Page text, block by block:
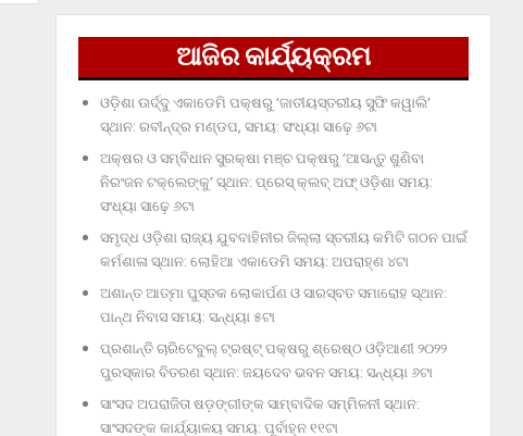
ଆଜିର କାର୍ଯ୍ୟକ୍ରମ
ଓଡ଼ିଶା ଊର୍ଦ୍ଦୁ ଏକାଡେମି ପକ୍ଷରୁ ‘ଜାତୀୟସ୍ତରୀୟ ସୁଫି କୱାଲି’
ସ୍ଥାନ: ରବୀନ୍ଦ୍ର ମଣ୍ଡପ, ସମୟ: ସଂଧ୍ୟା ସାଢ଼େ ୬ଟା
ଅକ୍ଷର ଓ ସମ୍ବିଧାନ ସୁରକ୍ଷା ମଞ୍ଚ ପକ୍ଷରୁ ‘ଆସନ୍ତୁ ଶୁଣିବା
ନିରଂଜନ ଟକ୍‌ଲେଙ୍କୁ’ ସ୍ଥାନ: ପ୍ରେସ୍‌ କ୍ଲବ୍‌ ଅଫ୍‌ ଓଡ଼ିଶା ସମୟ:
ସଂଧ୍ୟା ସାଢ଼େ ୬ଟା
ସମୃଦ୍ଧ ଓଡ଼ିଶା ରାଜ୍ୟ ଯୁବବାହିନୀର ଜିଲ୍ଲା ସ୍ତରୀୟ କମିଟି ଗଠନ ପାଇଁ
କର୍ମଶାଳା ସ୍ଥାନ: ଲୋହିଆ ଏକାଡେମି ସମୟ: ଅପରାହ୍‌ଣ ୪ଟା
ଅଶାନ୍ତ ଆତ୍ମା ପୁସ୍ତକ ଲୋକାର୍ପଣ ଓ ସାରସ୍ବତ ସମାରୋହ ସ୍ଥାନ:
ପାନ୍ଥ ନିବାସ ସମୟ: ସନ୍ଧ୍ୟା ୫ଟା
ପ୍ରଶାନ୍ତି ଚାରିଟେବୁଲ୍‌ ଟ୍ରଷ୍ଟ୍‌ ପକ୍ଷରୁ ଶ୍ରେଷ୍ଠ ଓଡ଼ିଆଣୀ ୨୦୨୨
ପୁରସ୍କାର ବିତରଣ ସ୍ଥାନ: ଜୟଦେବ ଭବନ ସମୟ: ସନ୍ଧ୍ୟା ୬ଟା
ସାଂସଦ ଅପରାଜିତା ଷଡ଼ଙ୍ଗୀଙ୍କ ସାମ୍ବାଦିକ ସମ୍ମିଳନୀ ସ୍ଥାନ:
ସାଂସଦଙ୍କ କାର୍ଯ୍ୟାଳୟ ସମୟ: ପୂର୍ବାହ୍ନ ୧୧ଟା